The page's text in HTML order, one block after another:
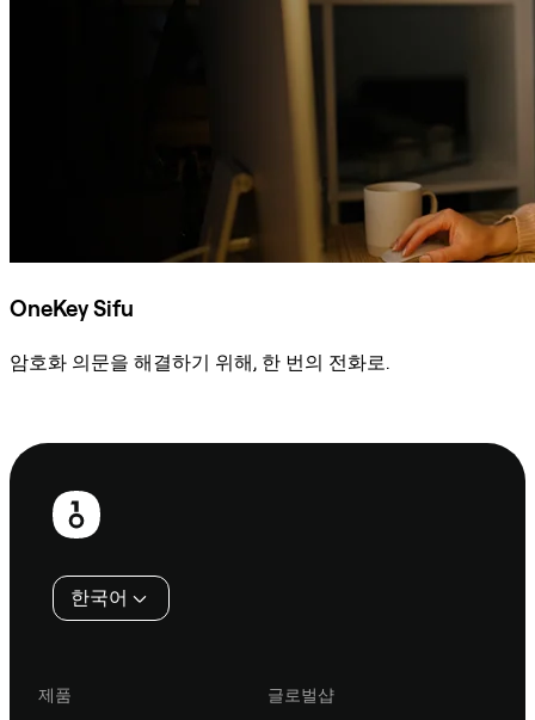
OneKey Sifu
암호화 의문을 해결하기 위해, 한 번의 전화로.
보
한국어
제품
글로벌샵